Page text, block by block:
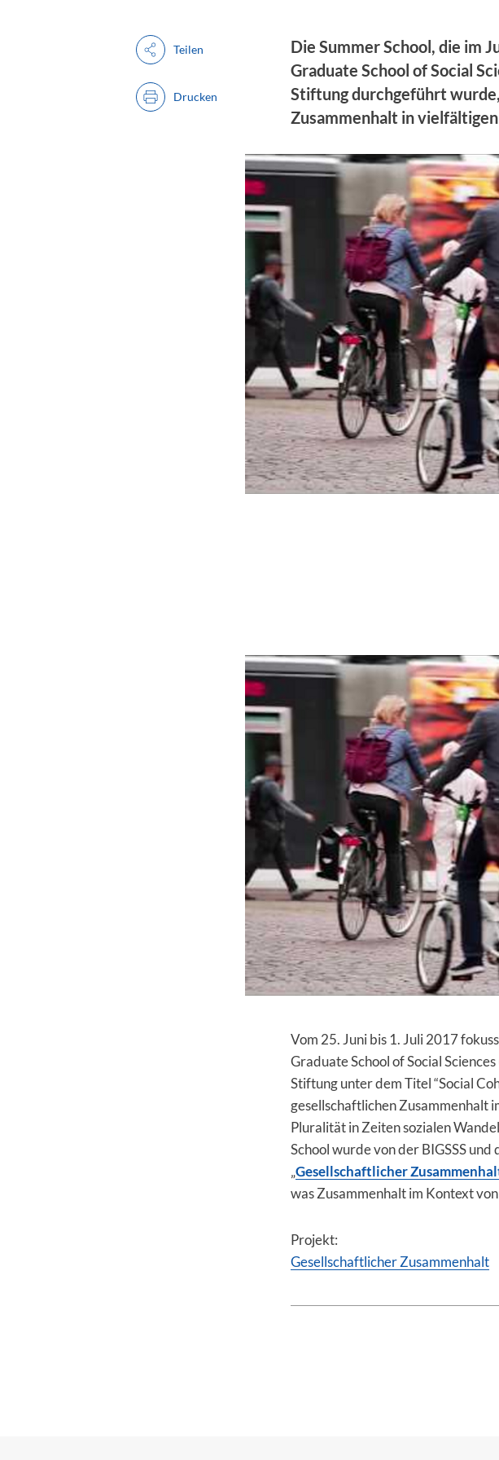
Die Summer School, die im
Graduate School of Social
Stiftung durchgeführt
Zusammenhalt in
Teilen
Drucken
Vom 25. Juni bis 1. Juli 2017
Graduate School of Social
Stiftung unter dem Titel “Social
gesellschaftlichen Zusammenhalt
Pluralität in Zeiten sozialen
School wurde von der BIGSSS
„Gesellschaftlicher
was Zusammenhalt im Kontext
Projekt:
Gesellschaftlicher Zusammenhalt